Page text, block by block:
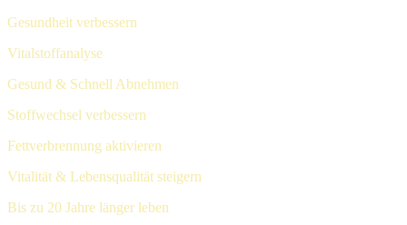
Gesundheit verbessern
Vitalstoffanalyse
Gesund & Schnell Abnehmen
Stoffwechsel verbessern
Fettverbrennung aktivieren
Vitalität & Lebensqualität steigern
Bis zu 20 Jahre länger leben